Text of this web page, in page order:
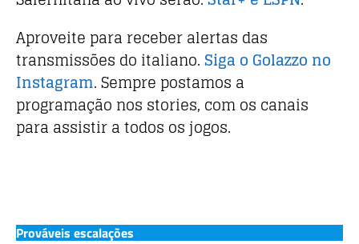
Aproveite para receber alertas das
transmissões do italiano.Siga o Golazzo no
Instagram. Sempre postamos a
programação nos stories, com os canais
para assistir a todos os jogos.
Prováveis escalações